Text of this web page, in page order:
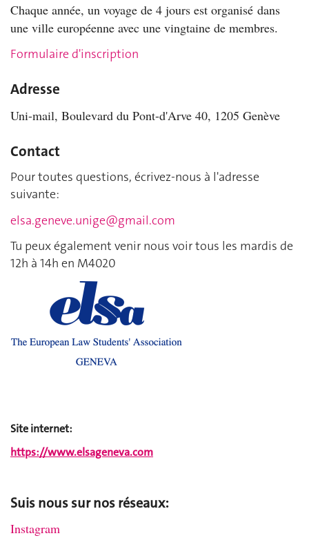
Chaque année, un voyage de 4 jours est organisé dans
une ville européenne avec une vingtaine de membres.
Formulaire d'inscription
Adresse
Uni-mail, Boulevard du Pont-d'Arve 40, 1205 Genève
Contact
Pour toutes questions, écrivez-nous à l'adresse
suivante:
elsa.geneve.unige@gmail.com
Tu peux également venir nous voir tous les mardis de
12h à 14h en M4020
Site internet:
https://www.elsageneva.com
Suis nous sur nos réseaux:
Instagram